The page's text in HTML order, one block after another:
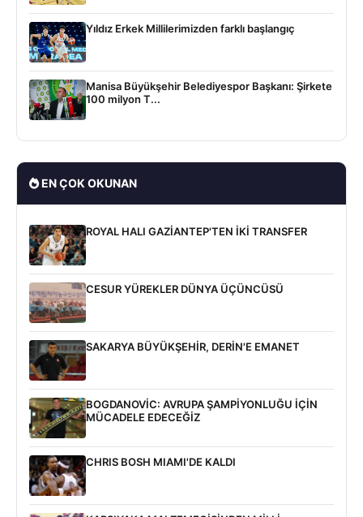
Yıldız Erkek Millilerimizden farklı başlangıç
Manisa Büyükşehir Belediyespor Başkanı: Şirkete
100 milyon T...
EN ÇOK OKUNAN
ROYAL HALI GAZİANTEP'TEN İKİ TRANSFER
CESUR YÜREKLER DÜNYA ÜÇÜNCÜSÜ
SAKARYA BÜYÜKŞEHİR, DERİN'E EMANET
BOGDANOVİC: AVRUPA ŞAMPİYONLUĞU İÇİN
MÜCADELE EDECEĞİZ
CHRIS BOSH MIAMI'DE KALDI